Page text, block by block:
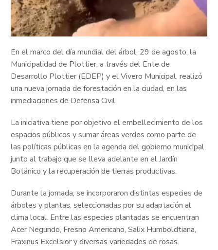
En el marco del día mundial del árbol, 29 de agosto, la
Municipalidad de Plottier, a través del Ente de
Desarrollo Plottier (EDEP) y el Vivero Municipal, realizó
una nueva jornada de forestación en la ciudad, en las
inmediaciones de Defensa Civil.
La iniciativa tiene por objetivo el embellecimiento de los
espacios públicos y sumar áreas verdes como parte de
las políticas públicas en la agenda del gobierno municipal,
junto al trabajo que se lleva adelante en el Jardín
Botánico y la recuperación de tierras productivas.
Durante la jornada, se incorporaron distintas especies de
árboles y plantas, seleccionadas por su adaptación al
clima local. Entre las especies plantadas se encuentran
Acer Negundo, Fresno Americano, Salix Humboldtiana,
Fraxinus Excelsior y diversas variedades de rosas.